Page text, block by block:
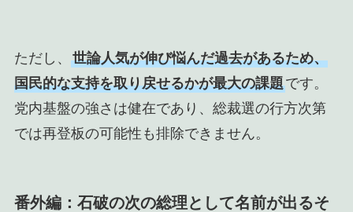
ただし、 世論人気が伸び悩んだ過去があるため、
国民的な支持を取り戻せるかが最大の課題です。
党内基盤の強さは健在であり、総裁選の行方次第
では再登板の可能性も排除できません。
番外編：石破の次の総理として名前が出るそ